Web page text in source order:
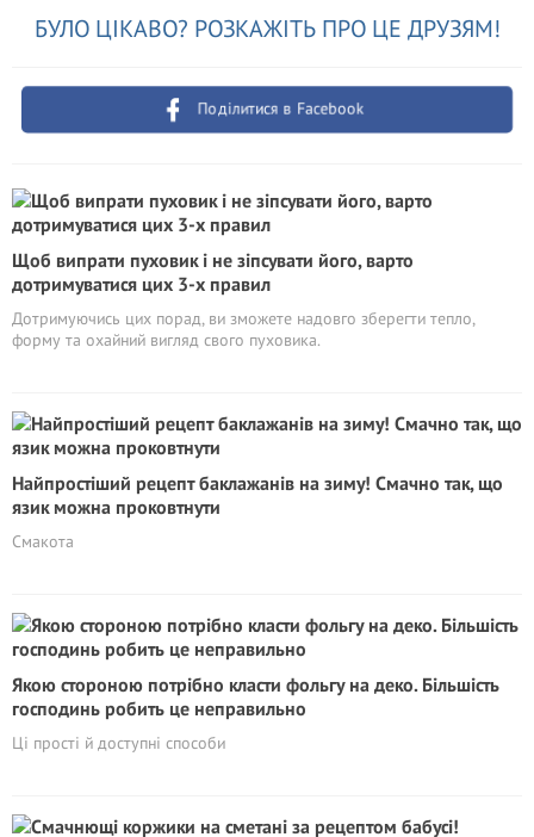
БУЛО ЦІКАВО? РОЗКАЖІТЬ ПРО ЦЕ ДРУЗЯМ!
Поділитися в Facebook
Щоб випрати пуховик і не зіпсувати його, варто
дотримуватися цих 3-х правил
Дотримуючись цих порад, ви зможете надовго зберегти тепло,
форму та охайний вигляд свого пуховика.
Найпростіший рецепт баклажанів на зиму! Смачно так, що
язик можна проковтнути
Смакота
Якою стороною потрібно класти фольгу на деко. Більшість
господинь робить це неправильно
Ці прості й доступні способи